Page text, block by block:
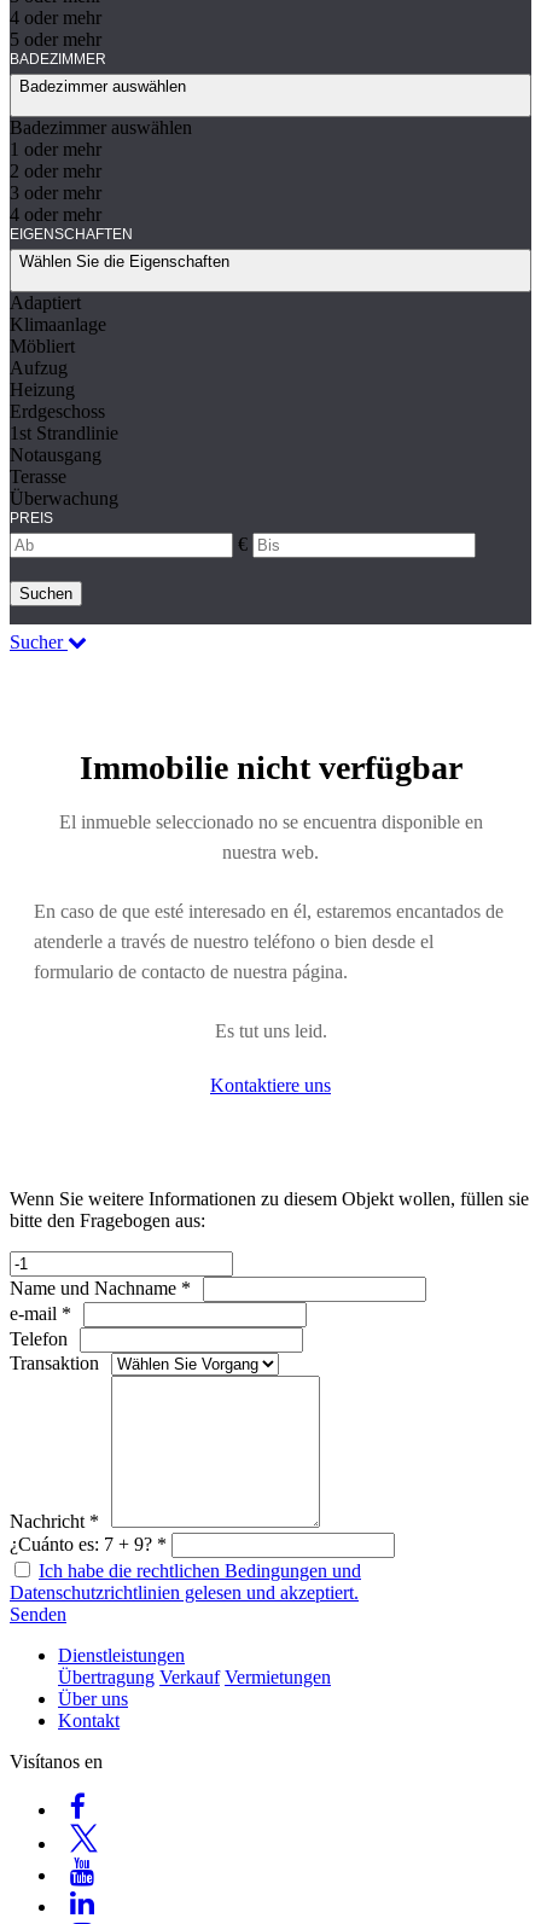
4 oder mehr
5 oder mehr
BADEZIMMER
Badezimmer auswählen
Badezimmer auswählen
1 oder mehr
2 oder mehr
3 oder mehr
4 oder mehr
EIGENSCHAFTEN
Wählen Sie die Eigenschaften
Adaptiert
Klimaanlage
Möbliert
Aufzug
Heizung
Erdgeschoss
1st Strandlinie
Notausgang
Terasse
Überwachung
PREIS
€
Suchen
Sucher
Immobilie nicht verfügbar
El inmueble seleccionado no se encuentra disponible en
nuestra web.
En caso de que esté interesado en él, estaremos encantados de
atenderle a través de nuestro teléfono o bien desde el
formulario de contacto de nuestra página.
Es tut uns leid.
Kontaktiere uns
Wenn Sie weitere Informationen zu diesem Objekt wollen, füllen sie
bitte den Fragebogen aus:
Name und Nachname *
e-mail *
Telefon
Transaktion
Nachricht *
¿Cuánto es: 7 + 9? *
Ich habe die rechtlichen Bedingungen und
Datenschutzrichtlinien gelesen und akzeptiert.
Senden
Dienstleistungen
Übertragung Verkauf Vermietungen
Über uns
Kontakt
Visítanos en